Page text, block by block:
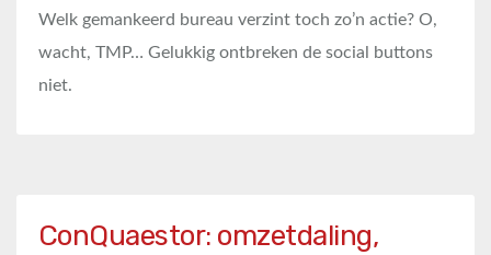
Welk gemankeerd bureau verzint toch zo’n actie? O,
wacht, TMP… Gelukkig ontbreken de social buttons
niet.
ConQuaestor: omzetdaling,